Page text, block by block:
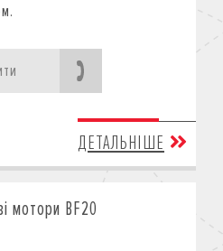
ДЕТАЛЬНІШЕ
мотори BF20